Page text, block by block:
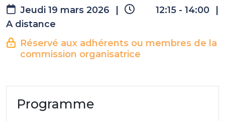
Jeudi 19 mars 2026 12:15 - 14:00
A distance
Réservé aux adhérents ou membres de la
commission organisatrice
Programme